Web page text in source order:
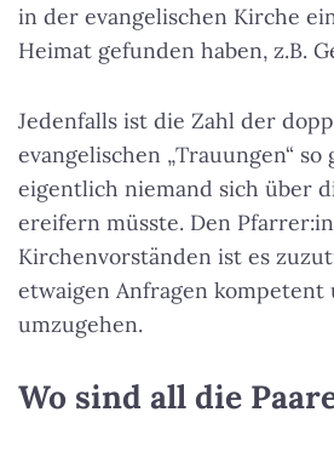
in der evangelischen Kirche
Heimat gefunden haben, z.B.
Jedenfalls ist die Zahl der
evangelischen „Trauungen“ so
eigentlich niemand sich über
ereifern müsste. Den
Kirchenvorständen ist es
etwaigen Anfragen
umzugehen.
Wo sind all die